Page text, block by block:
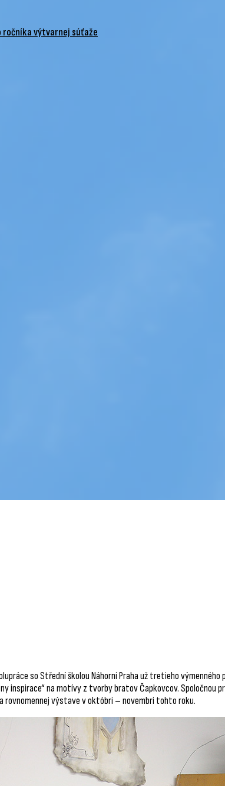
ročníka výtvarnej súťaže
so Střední školou Náhorní Praha už tretieho
inspirace“ na motívy z tvorby bratov Čapkovcov. Spoločnou
rovnomennej výstave v októbri – novembri tohto roku.